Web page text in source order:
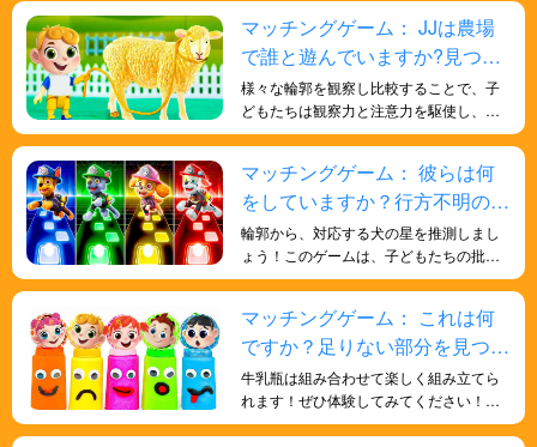
マッチングゲーム： JJは農場
で誰と遊んでいますか?見つけ
てみましょう!
様々な輪郭を観察し比較することで、子
どもたちは観察力と注意力を駆使し、正
しい動物の形を見極める必要がありま
の集中力と細部への注意力を養うのに役
立ちます。
マッチングゲーム： 彼らは何
をしていますか？行方不明のパ
ウ・パトロールを探しましょ
う!
輪郭から、対応する犬の星を推測しまし
ょう！このゲームは、子どもたちの批判
的思考力と問題解決能力を鍛えるのに役
マッチングゲーム： これは何
ですか？足りない部分を見つけ
よう！
牛乳瓶は組み合わせて楽しく組み立てら
れます！ぜひ体験してみてください！こ
のゲームは、お子様が様々な形を理解